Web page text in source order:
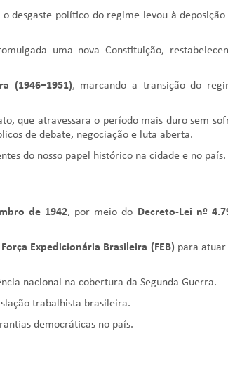
desgaste político do regime levou à deposição
uma nova Constituição,
(1946–1951), marcando a transição do
que atravessara o período mais duro sem
de debate, negociação e luta aberta.
do nosso papel histórico na cidade e no país.
de 1942, por meio do Decreto-Lei nº
Força Expedicionária Brasileira (FEB) para atuar
nacional na cobertura da Segunda Guerra.
trabalhista brasileira.
democráticas no país.